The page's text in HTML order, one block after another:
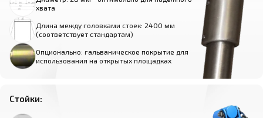
хвата
Длина между головками стоек: 2400 мм
(соответствует стандартам)
Опционально: гальваническое покрытие для
использования на открытых площадках
Стойки: